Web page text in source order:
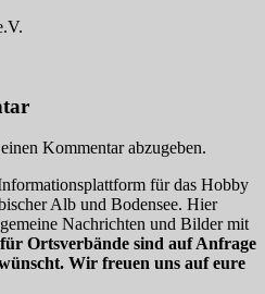
Kommentar abzugeben.
für das Hobby
Alb und Bodensee. Hier
Nachrichten und Bilder mit
Ortsverbände sind auf Anfrage
Wir freuen uns auf eure